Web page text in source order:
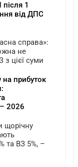
1
від ДПС
справа»:
не
цієї суми
на прибуток
2026
щорічну
та ВЗ 5%, –